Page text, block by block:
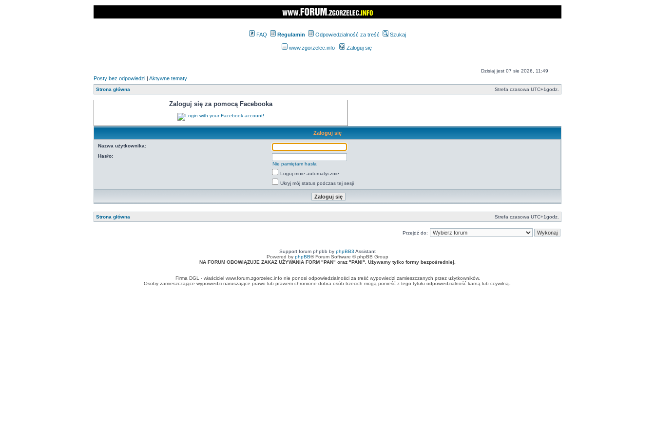
FAQ Regulamin Odpowiedzialność za treść Szukaj
www.zgorzelec.info Zaloguj się
Dzisiaj jest 07 sie 2026, 11:49
Posty bez odpowiedzi | Aktywne tematy
Strona główna Strefa czasowa UTC+1godz.
Zaloguj się za pomocą Facebooka
Zaloguj się
Nazwa użytkownika:
Hasło:
Nie pamiętam hasła
Loguj mnie automatycznie
Ukryj mój status podczas tej sesji
Strona główna Strefa czasowa UTC+1godz.
Przejdź do:
Support forum phpbb by phpBB3 Assistant
Powered by phpBB® Forum Software © phpBB Group
NA FORUM OBOWIĄZUJE ZAKAZ UŻYWANIA FORM "PAN" oraz "PANI". Używamy tylko formy bezpośredniej.
Firma DGL - właściciel www.forum.zgorzelec.info nie ponosi odpowiedzialności za treść wypowiedzi zamieszczanych przez użytkowników.
Osoby zamieszczające wypowiedzi naruszające prawo lub prawem chronione dobra osób trzecich mogą ponieść z tego tytułu odpowiedzialność karną lub ccywilną..